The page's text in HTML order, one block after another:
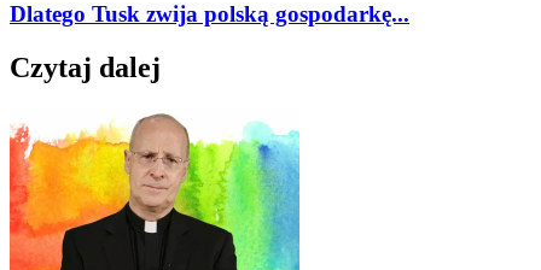
Dlatego Tusk zwija polską gospodarkę...
Czytaj dalej